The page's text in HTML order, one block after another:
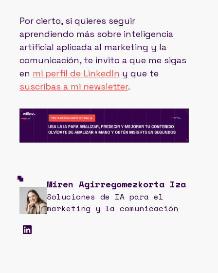
Por cierto, si quieres seguir
aprendiendo más sobre inteligencia
artificial aplicada al marketing y la
comunicación, te invito a que me sigas
en mi perfil de LinkedIn y que te
suscribas a mi newsletter.
Miren Agirregomezkorta Iza
Soluciones de IA para el
marketing y la comunicación